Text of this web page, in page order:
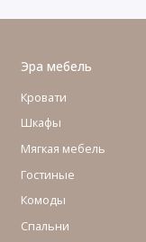
Эра мебель
Кровати
Шкафы
Мягкая мебель
Гостиные
Комоды
Cпальни